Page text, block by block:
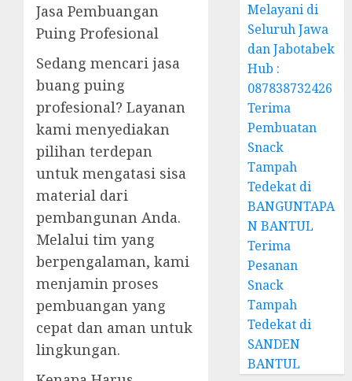
Jasa Pembuangan
Puing Profesional
Sedang mencari jasa
buang puing
profesional? Layanan
kami menyediakan
pilihan terdepan
untuk mengatasi sisa
material dari
pembangunan Anda.
Melalui tim yang
berpengalaman, kami
menjamin proses
pembuangan yang
cepat dan aman untuk
lingkungan.
Melayani di
Seluruh Jawa
dan Jabotabek
Hub :
087838732426
Terima
Pembuatan
Snack
Tampah
Tedekat di
BANGUNTAPA
N BANTUL
Terima
Pesanan
Snack
Tampah
Tedekat di
SANDEN
BANTUL